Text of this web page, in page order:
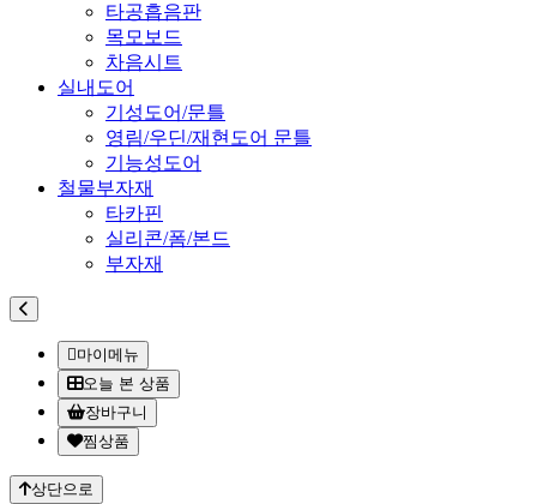
타공흡음판
목모보드
차음시트
실내도어
기성도어/문틀
영림/우딘/재현도어 문틀
기능성도어
철물부자재
타카핀
실리콘/폼/본드
부자재
마이메뉴
오늘 본 상품
장바구니
찜상품
상단으로